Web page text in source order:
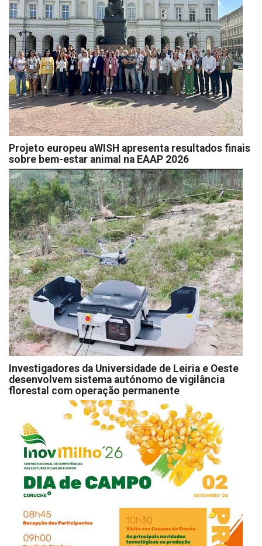
Projeto europeu aWISH apresenta resultados finais
sobre bem-estar animal na EAAP 2026
Investigadores da Universidade de Leiria e Oeste
desenvolvem sistema autónomo de vigilância
florestal com operação permanente